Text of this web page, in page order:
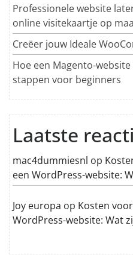
Professionele website
online visitekaartje op
Creëer jouw Ideale
Hoe een Magento-
stappen voor beginners
Laatste
mac4dummiesnl op
een WordPress-website:
Joy europa op Kosten
WordPress-website: Wat